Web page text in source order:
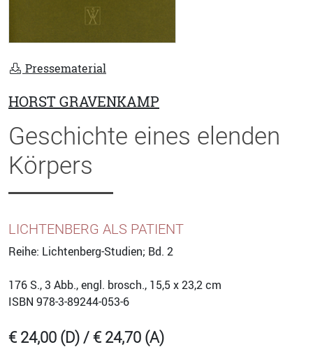
Pressematerial
HORST GRAVENKAMP
Geschichte eines elenden
Körpers
LICHTENBERG ALS PATIENT
Reihe: Lichtenberg-Studien; Bd. 2
176 S., 3 Abb., engl. brosch., 15,5 x 23,2 cm
ISBN 978-3-89244-053-6
€ 24,00 (D) / € 24,70 (A)